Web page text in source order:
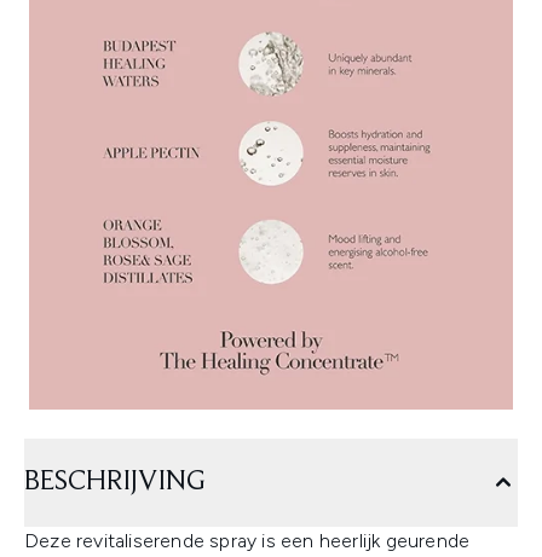
BESCHRIJVING
Deze revitaliserende spray is een heerlijk geurende